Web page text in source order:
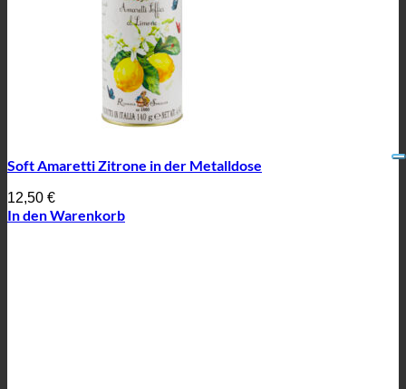
Soft Amaretti Zitrone in der Metalldose
12,50 €
In den Warenkorb